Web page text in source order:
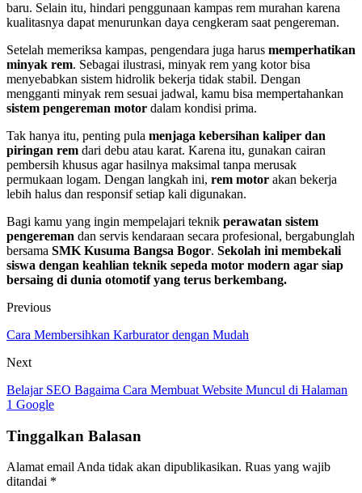
baru. Selain itu, hindari penggunaan kampas rem murahan karena
kualitasnya dapat menurunkan daya cengkeram saat pengereman.
Setelah memeriksa kampas, pengendara juga harus memperhatikan
minyak rem. Sebagai ilustrasi, minyak rem yang kotor bisa
menyebabkan sistem hidrolik bekerja tidak stabil. Dengan
mengganti minyak rem sesuai jadwal, kamu bisa mempertahankan
sistem pengereman motor dalam kondisi prima.
Tak hanya itu, penting pula menjaga kebersihan kaliper dan
piringan rem dari debu atau karat. Karena itu, gunakan cairan
pembersih khusus agar hasilnya maksimal tanpa merusak
permukaan logam. Dengan langkah ini, rem motor akan bekerja
lebih halus dan responsif setiap kali digunakan.
Bagi kamu yang ingin mempelajari teknik perawatan sistem
pengereman dan servis kendaraan secara profesional, bergabunglah
bersama SMK Kusuma Bangsa Bogor. Sekolah ini membekali
siswa dengan keahlian teknik sepeda motor modern agar siap
bersaing di dunia otomotif yang terus berkembang.
Previous
Cara Membersihkan Karburator dengan Mudah
Next
Belajar SEO Bagaima Cara Membuat Website Muncul di Halaman
1 Google
Tinggalkan Balasan
Alamat email Anda tidak akan dipublikasikan. Ruas yang wajib
ditandai *